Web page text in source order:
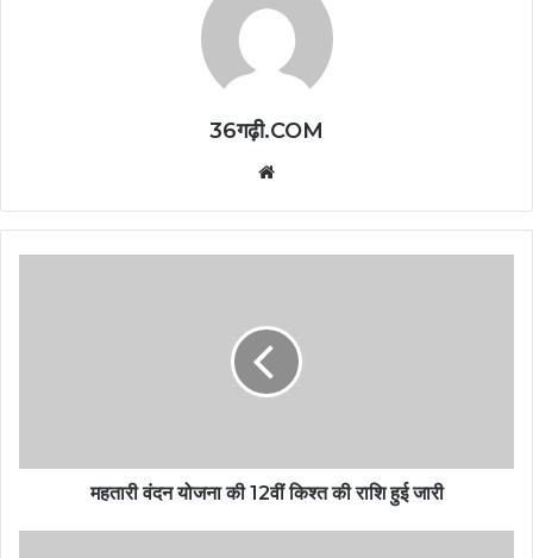
36गढ़ी.COM
महतारी वंदन योजना की 12वीं किश्त की राशि हुई जारी